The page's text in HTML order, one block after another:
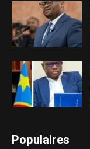
Populaires